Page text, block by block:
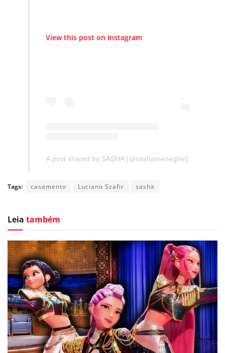
View this post on Instagram
A post shared by SASHA (@sashameneghel)
Tags: casamento Luciano Szafir sasha
Leia também